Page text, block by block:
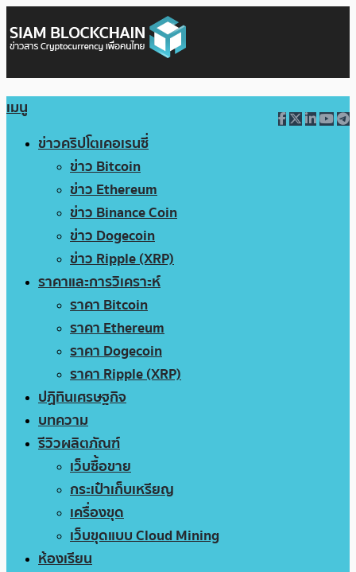
เมนู
ข่าวคริปโตเคอเรนซี่
ข่าว Bitcoin
ข่าว Ethereum
ข่าว Binance Coin
ข่าว Dogecoin
ข่าว Ripple (XRP)
ราคาและการวิเคราะห์
ราคา Bitcoin
ราคา Ethereum
ราคา Dogecoin
ราคา Ripple (XRP)
ปฏิทินเศรษฐกิจ
บทความ
รีวิวผลิตภัณฑ์
เว็บซื้อขาย
กระเป๋าเก็บเหรียญ
เครื่องขุด
เว็บขุดแบบ Cloud Mining
ห้องเรียน